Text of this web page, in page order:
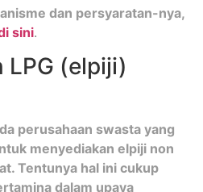
dan persyaratan-nya,
sini.
LPG (elpiji)
perusahaan swasta yang
menyediakan elpiji non
Tentunya hal ini cukup
dalam upaya